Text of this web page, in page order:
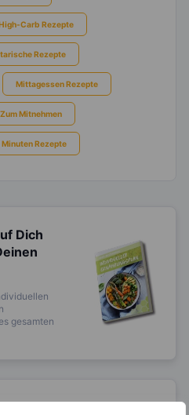
Carb Rezepte
Rezepte
Mittagessen Rezepte
Zum Mitnehmen
Rezepte
Dich
gesamten